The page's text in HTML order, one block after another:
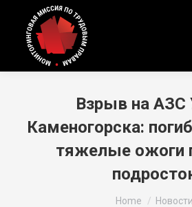
Взрыв на АЗС
Каменогорска:
тяжелые ожоги
Home
Новости